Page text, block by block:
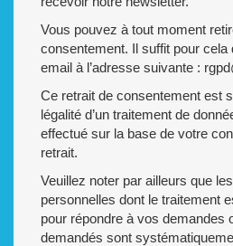
Vous pouvez à tout moment
consentement. Il suffit pour cela
email à l’adresse suivante :
Ce retrait de consentement est
légalité d’un traitement de
effectué sur la base de votre
retrait.
Veuillez noter par ailleurs que
personnelles dont le traitement
pour répondre à vos demandes
demandés sont